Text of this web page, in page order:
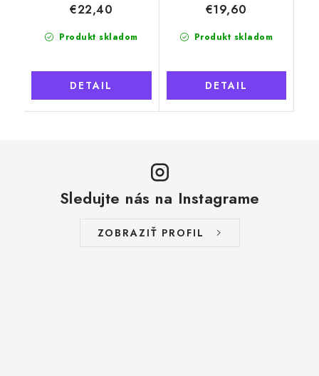
Produkt skladom
€22,40
DETAIL
Produkt skladom
€19,60
DETAIL
Sledujte nás na Instagrame
ZOBRAZIŤ PROFIL